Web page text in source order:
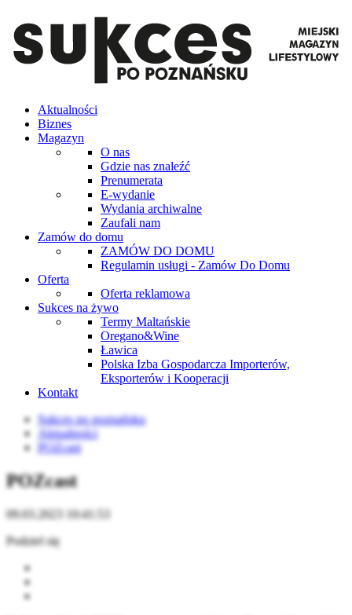
Aktualności
Biznes
Magazyn
O nas
Gdzie nas znaleźć
Prenumerata
E-wydanie
Wydania archiwalne
Zaufali nam
Zamów do domu
ZAMÓW DO DOMU
Regulamin usługi - Zamów Do Domu
Oferta
Oferta reklamowa
Sukces na żywo
Termy Maltańskie
Oregano&Wine
Ławica
Polska Izba Gospodarcza Importerów,
Eksporterów i Kooperacji
Kontakt
Sukces po poznańsku
Aktualności
POZcast
POZcast
09.03.2023 10:41:53
Podziel się